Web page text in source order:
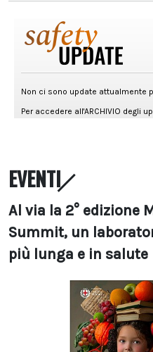
EVENTI
Al via la 2° edizione
Summit, un
più lunga e in salute